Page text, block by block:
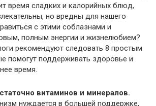
время сладких и калорийных блюд,
но вредны для нашего
с этими соблазнами и
полным энергии и жизнелюбием?
рекомендуют следовать 8 простым
помогут поддерживать здоровье и
время.
витаминов и минералов.
нуждается в большей поддержке,